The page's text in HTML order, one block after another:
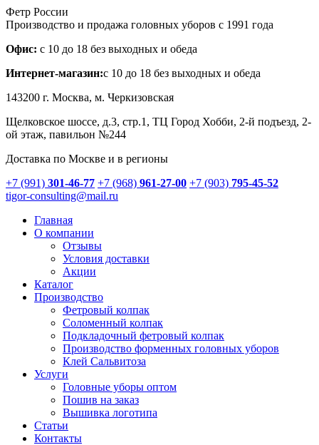
Фетр России
Производство и продажа головных уборов с 1991 года
Офис: с 10 до 18 без выходных и обеда
Интернет-магазин:с 10 до 18 без выходных и обеда
143200 г. Москва, м. Черкизовская
Щелковское шоссе, д.3, стр.1 , ТЦ Город Хобби, 2-й подъезд, 2-
ой этаж, павильон №244
Доставка по Москве и в регионы
+7 (991) 301-46-77 +7 (968) 961-27-00 +7 (903) 795-45-52
tigor-consulting@mail.ru
Главная
О компании
Отзывы
Условия доставки
Акции
Каталог
Производство
Фетровый колпак
Соломенный колпак
Подкладочный фетровый колпак
Производство форменных головных уборов
Клей Сальвитоза
Услуги
Головные уборы оптом
Пошив на заказ
Вышивка логотипа
Статьи
Контакты